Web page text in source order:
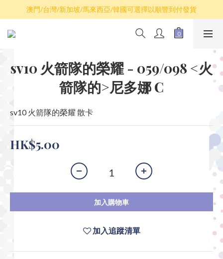
散卡買滿$100包平郵，全部產品買滿$800包順豐(香港境內)
澳門/台灣/新加坡/馬來西亞/韓國可選擇以順豐到付發貨
散卡買滿$100包平郵，全部產品買滿$800包順豐(香港境內)
sv10 火箭隊的榮耀 - 059/098 <火
箭隊的>尼多娜 C
sv10 火箭隊的榮耀 散卡
HK$5.00
加入購物車
加入追蹤清單